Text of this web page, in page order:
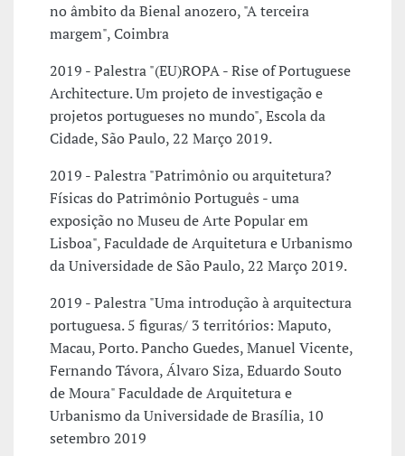
no âmbito da Bienal anozero, "A terceira
margem", Coimbra
2019 - Palestra "(EU)ROPA - Rise of Portuguese
Architecture. Um projeto de investigação e
projetos portugueses no mundo", Escola da
Cidade, São Paulo, 22 Março 2019.
2019 - Palestra "Patrimônio ou arquitetura?
Físicas do Patrimônio Português - uma
exposição no Museu de Arte Popular em
Lisboa", Faculdade de Arquitetura e Urbanismo
da Universidade de São Paulo, 22 Março 2019.
2019 - Palestra "Uma introdução à arquitectura
portuguesa. 5 figuras/ 3 territórios: Maputo,
Macau, Porto. Pancho Guedes, Manuel Vicente,
Fernando Távora, Álvaro Siza, Eduardo Souto
de Moura" Faculdade de Arquitetura e
Urbanismo da Universidade de Brasília, 10
setembro 2019